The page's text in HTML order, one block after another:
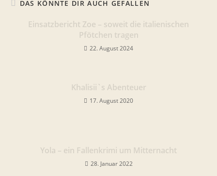
DAS KÖNNTE DIR AUCH GEFALLEN
Einsatzbericht Zoe – soweit die italienischen
Pfötchen tragen
22. August 2024
Khalisii`s Abenteuer
17. August 2020
Yola – ein Fallenkrimi um Mitternacht
28. Januar 2022